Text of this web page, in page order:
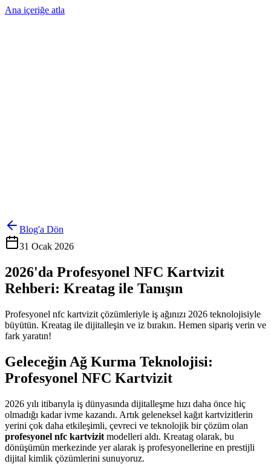
Ana içeriğe atla
Blog'a Dön
31 Ocak 2026
2026'da Profesyonel NFC Kartvizit
Rehberi: Kreatag ile Tanışın
Profesyonel nfc kartvizit çözümleriyle iş ağınızı 2026 teknolojisiyle
büyütün. Kreatag ile dijitalleşin ve iz bırakın. Hemen sipariş verin ve
fark yaratın!
Geleceğin Ağ Kurma Teknolojisi:
Profesyonel NFC Kartvizit
2026 yılı itibarıyla iş dünyasında dijitalleşme hızı daha önce hiç
olmadığı kadar ivme kazandı. Artık geleneksel kağıt kartvizitlerin
yerini çok daha etkileşimli, çevreci ve teknolojik bir çözüm olan
profesyonel nfc kartvizit modelleri aldı. Kreatag olarak, bu
dönüşümün merkezinde yer alarak iş profesyonellerine en prestijli
dijital kimlik çözümlerini sunuyoruz.